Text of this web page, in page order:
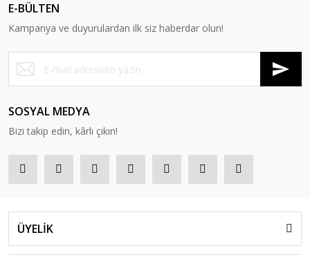
E-BÜLTEN
Kampanya ve duyurulardan ilk siz haberdar olun!
SOSYAL MEDYA
Bizi takip edin, kârlı çıkın!
ÜYELİK